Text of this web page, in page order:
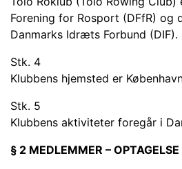
Forening for Rosport (DFfR) og
Danmarks Idræts Forbund (DIF).
Stk. 4
Klubbens hjemsted er
Stk. 5
Klubbens aktiviteter foregår i
§ 2 MEDLEMMER – OPTAGELSE